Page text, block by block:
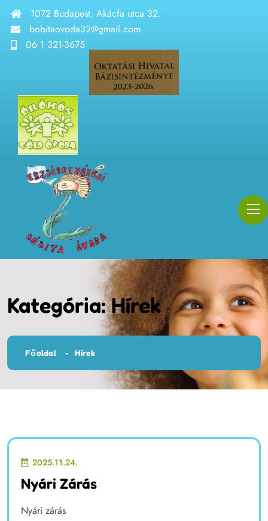
1072 Budapest, Akácfa utca 32.
bobitaovoda32@gmail.com
06 1 321-3675
Kategória:Hírek
Főoldal Hírek
2025.11.24.
Nyári Zárás
Nyári zárás